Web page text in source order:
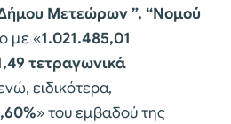
Μετεώρων ”, “Νομού
με «1.021.485,01
τετραγωνικά
ειδικότερα,
» του εμβαδού της